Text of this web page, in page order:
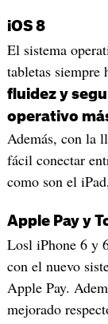
iOS 8
El sistema
tabletas siempre
fluidez y
operativo
Además, con la
fácil conectar
como son el
Apple Pay y
Losl iPhone 6 y
con el nuevo
Apple Pay.
mejorado